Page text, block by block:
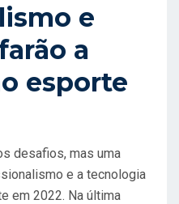
e
a
esporte
desafios, mas uma
e a tecnologia
em 2022. Na última